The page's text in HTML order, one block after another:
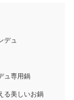
デュ
ュ専用鍋
る美しいお鍋